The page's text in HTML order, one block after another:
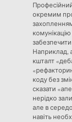
окремим
Наприклад,
кшталт
коду без
сказати
нерідко
але в
навіть